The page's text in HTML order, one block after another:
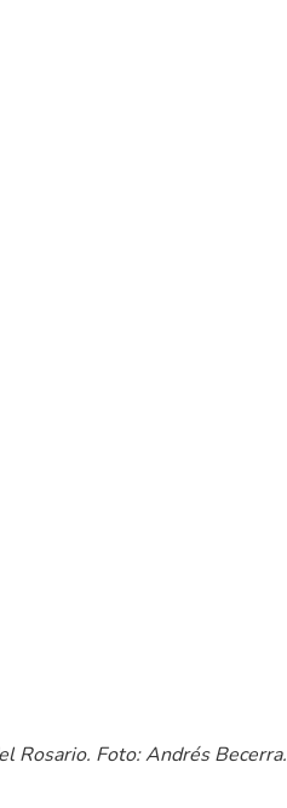
Rosario. Foto: Andrés Becerra.